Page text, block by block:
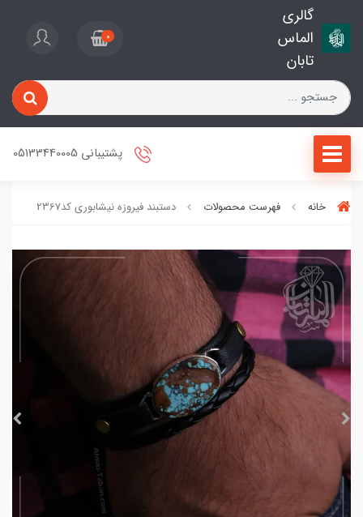
گالری
الماس
تابان
0
پشتیبانی 05133440005
خانه فهرست محصولات دستبند فیروزه نیشابوری کد2367